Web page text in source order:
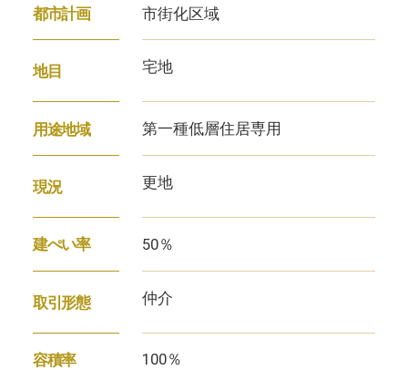
都市計画 市街化区域
地目 宅地
用途地域 第一種低層住居専用
現況 更地
建ぺい率 50％
取引形態 仲介
容積率 100％